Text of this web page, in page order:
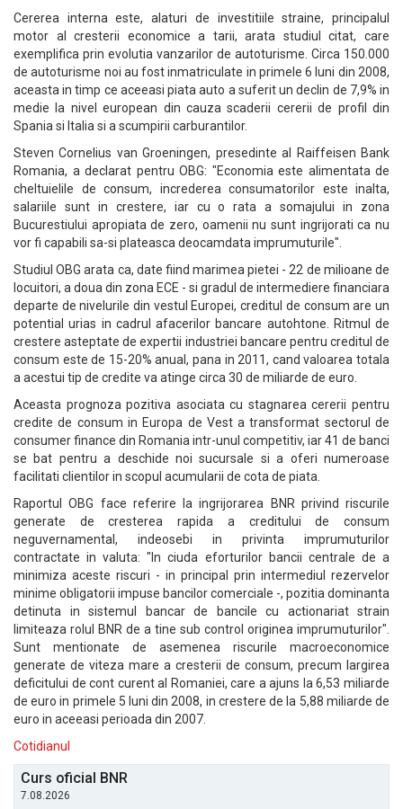
Cererea interna este, alaturi de investitiile straine, principalul
motor al cresterii economice a tarii, arata studiul citat, care
exemplifica prin evolutia vanzarilor de autoturisme. Circa 150.000
de autoturisme noi au fost inmatriculate in primele 6 luni din 2008,
aceasta in timp ce aceeasi piata auto a suferit un declin de 7,9% in
medie la nivel european din cauza scaderii cererii de profil din
Spania si Italia si a scumpirii carburantilor.
Steven Cornelius van Groeningen, presedinte al Raiffeisen Bank
Romania, a declarat pentru OBG: "Economia este alimentata de
cheltuielile de consum, increderea consumatorilor este inalta,
salariile sunt in crestere, iar cu o rata a somajului in zona
Bucurestiului apropiata de zero, oamenii nu sunt ingrijorati ca nu
vor fi capabili sa-si plateasca deocamdata imprumuturile".
Studiul OBG arata ca, date fiind marimea pietei - 22 de milioane de
locuitori, a doua din zona ECE - si gradul de intermediere financiara
departe de nivelurile din vestul Europei, creditul de consum are un
potential urias in cadrul afacerilor bancare autohtone. Ritmul de
crestere asteptate de expertii industriei bancare pentru creditul de
consum este de 15-20% anual, pana in 2011, cand valoarea totala
a acestui tip de credite va atinge circa 30 de miliarde de euro.
Aceasta prognoza pozitiva asociata cu stagnarea cererii pentru
credite de consum in Europa de Vest a transformat sectorul de
consumer finance din Romania intr-unul competitiv, iar 41 de banci
se bat pentru a deschide noi sucursale si a oferi numeroase
facilitati clientilor in scopul acumularii de cota de piata.
Raportul OBG face referire la ingrijorarea BNR privind riscurile
generate de cresterea rapida a creditului de consum
neguvernamental, indeosebi in privinta imprumuturilor
contractate in valuta: "In ciuda eforturilor bancii centrale de a
minimiza aceste riscuri - in principal prin intermediul rezervelor
minime obligatorii impuse bancilor comerciale -, pozitia dominanta
detinuta in sistemul bancar de bancile cu actionariat strain
limiteaza rolul BNR de a tine sub control originea imprumuturilor".
Sunt mentionate de asemenea riscurile macroeconomice
generate de viteza mare a cresterii de consum, precum largirea
deficitului de cont curent al Romaniei, care a ajuns la 6,53 miliarde
de euro in primele 5 luni din 2008, in crestere de la 5,88 miliarde de
euro in aceeasi perioada din 2007.
Cotidianul
Curs oficial BNR
7.08.2026